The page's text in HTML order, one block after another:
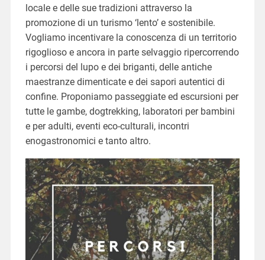
locale e delle sue tradizioni attraverso la
promozione di un turismo ‘lento’ e sostenibile.
Vogliamo incentivare la conoscenza di un territorio
rigoglioso e ancora in parte selvaggio ripercorrendo
i percorsi del lupo e dei briganti, delle antiche
maestranze dimenticate e dei sapori autentici di
confine. Proponiamo passeggiate ed escursioni per
tutte le gambe, dogtrekking, laboratori per bambini
e per adulti, eventi eco-culturali, incontri
enogastronomici e tanto altro.